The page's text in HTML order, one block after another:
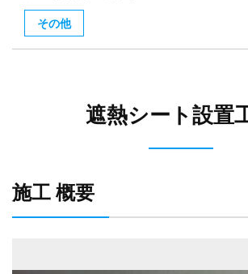
その他
遮熱シート設置
施工 概要